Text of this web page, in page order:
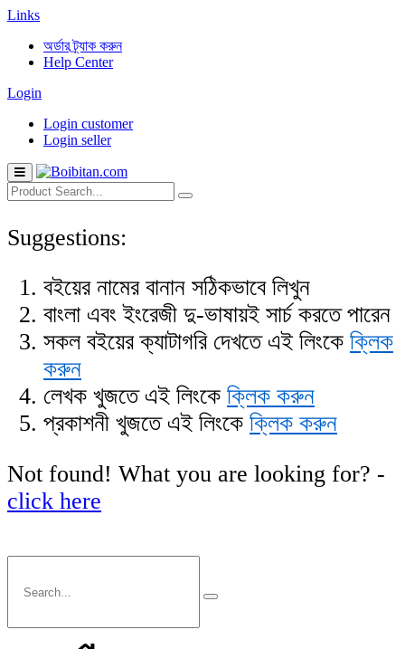
Links
অর্ডার ট্র্যাক করুন
Help Center
Login
Login customer
Login seller
Suggestions:
বইয়ের নামের বানান সঠিকভাবে লিখুন
বাংলা এবং ইংরেজী দু-ভাষায়ই সার্চ করতে পারেন
সকল বইয়ের ক্যাটাগরি দেখতে এই লিংকে ক্লিক
করুন
লেখক খুজতে এই লিংকে ক্লিক করুন
প্রকাশনী খুজতে এই লিংকে ক্লিক করুন
Not found! What you are looking for? -
click here